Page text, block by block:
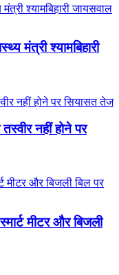
मंत्री श्यामबिहारी
नहीं होने पर
मीटर और बिजली